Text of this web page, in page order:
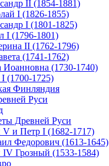
II (1854-1881)
I (1826-1855)
I (1801-1825)
I (1796-1801)
II (1762-1796)
(1741-1762)
Иоанновна (1730-1740)
(1700-1725)
Финляндия
Руси
Древней Руси
и Петр I (1682-1717)
Федорович (1613-1645)
Грозный (1533-1584)